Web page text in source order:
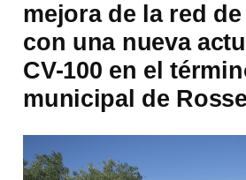
mejora de la red
con una nueva
CV-100 en el
municipal de